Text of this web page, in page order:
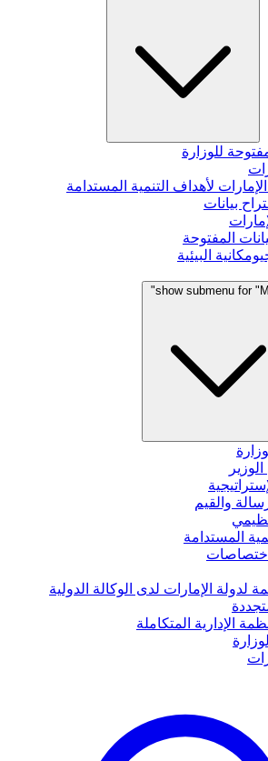
للوزارة
الإمارات لأهداف التنمية المستدامة
بيانات
المفتوحة
البيئية
show submenu for
والقيم
المستدامة
لدولة الإمارات لدى الوكالة الدولية
الإدارية المتكاملة